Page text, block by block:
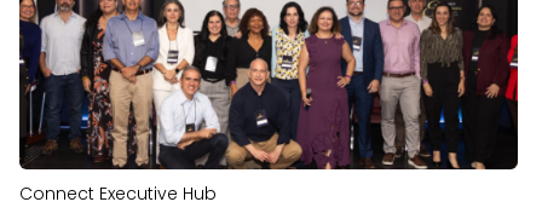
Connect Executive Hub